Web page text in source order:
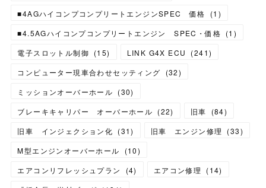
■4AGハイコンプコンプリートエンジンSPEC 価格
(1 )
■4.5AGハイコンプコンプリートエンジン SPEC・価格 (1 )
電子スロットル制御 (15) LINK G4X ECU (241)
コンピューター現車合わせセッティング
(32)
ミッションオーバーホール (30)
ブレーキキャリパー オーバーホール (22) 旧車 (84)
旧車 インジェクション化 (31) 旧車 エンジン修理 (33)
M型エンジンオーバーホール
(10)
エアコンリフレッシュプラン
(4) エアコン修理 (14)